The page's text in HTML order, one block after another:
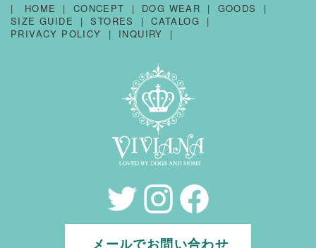
HOME CONCEPT DOG WEAR
GOODS
SIZE GUIDE
STORES
CATALOG
PRIVACY POLICY
INQUIRY
メールでお問い合わせ